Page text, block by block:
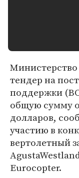
тендер на
поддержки
общую сумму
долларов,
участию в
вертолетный
Eurocopter.